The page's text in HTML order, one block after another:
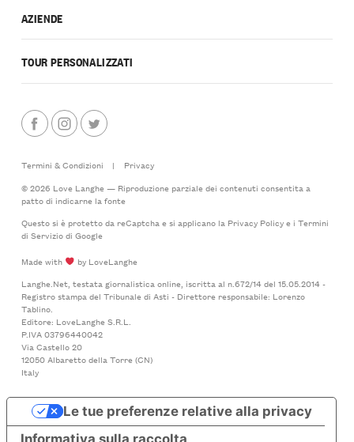
AZIENDE
TOUR PERSONALIZZATI
Termini & Condizioni |
Privacy
© 2026 Love Langhe — Riproduzione parziale dei contenuti consentita a
patto di indicarne la fonte
Questo si è protetto da reCaptcha e si applicano la Privacy Policye i Termini
di Serviziodi Google
Made with
by LoveLanghe
Langhe.Net, testata giornalistica online, iscritta al n.672/14 del 15.05.2014 -
Registro stampa del Tribunale di Asti - Direttore responsabile: Lorenzo
Tablino.
Editore: LoveLanghe S.R.L.
P.IVA 03796440042
Via Castello 20
12050 Albaretto della Torre (CN)
Italy
Le tue preferenze relative alla privacy